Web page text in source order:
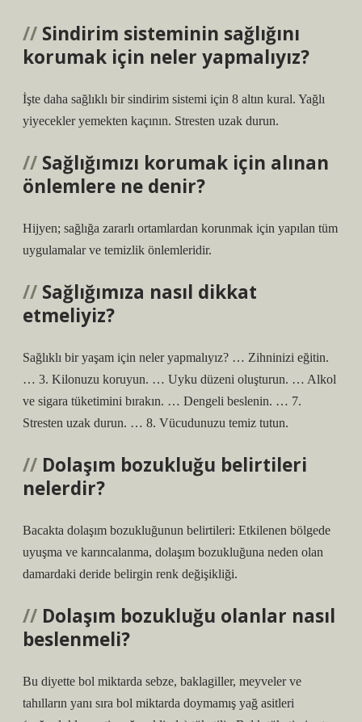
Sindirim sisteminin sağlığını
korumak için neler yapmalıyız?
İşte daha sağlıklı bir sindirim sistemi için 8 altın kural. Yağlı
yiyecekler yemekten kaçının. Stresten uzak durun.
Sağlığımızı korumak için alınan
önlemlere ne denir?
Hijyen; sağlığa zararlı ortamlardan korunmak için yapılan tüm
uygulamalar ve temizlik önlemleridir.
Sağlığımıza nasıl dikkat
etmeliyiz?
Sağlıklı bir yaşam için neler yapmalıyız? … Zihninizi eğitin.
… 3. Kilonuzu koruyun. … Uyku düzeni oluşturun. … Alkol
ve sigara tüketimini bırakın. … Dengeli beslenin. … 7.
Stresten uzak durun. … 8. Vücudunuzu temiz tutun.
Dolaşım bozukluğu belirtileri
nelerdir?
Bacakta dolaşım bozukluğunun belirtileri: Etkilenen bölgede
uyuşma ve karıncalanma, dolaşım bozukluğuna neden olan
damardaki deride belirgin renk değişikliği.
Dolaşım bozukluğu olanlar nasıl
beslenmeli?
Bu diyette bol miktarda sebze, baklagiller, meyveler ve
tahılların yanı sıra bol miktarda doymamış yağ asitleri